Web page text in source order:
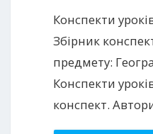
Конспекти
Збірник
предмету:
Конспекти
конспект.